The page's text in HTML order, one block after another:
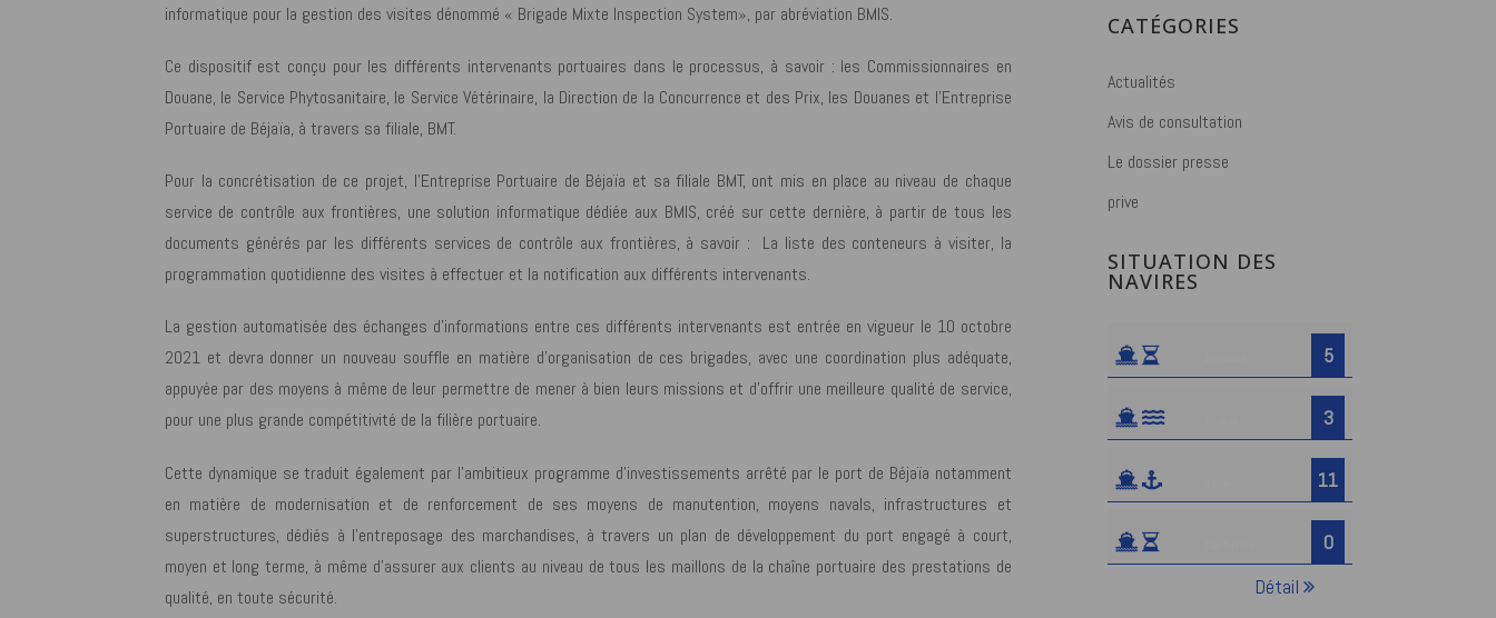
informatique pour la gestion des visites dénommé « Brigade Mixte Inspection System», par abréviation BMIS.
Ce dispositif est conçu pour les différents intervenants portuaires dans le processus, à savoir : les Commissionnaires en
Douane, le Service Phytosanitaire, le Service Vétérinaire, la Direction de la Concurrence et des Prix, les Douanes et l’Entreprise
Portuaire de Béjaïa, à travers sa filiale, BMT.
Pour la concrétisation de ce projet, l’Entreprise Portuaire de Béjaïa et sa filiale BMT, ont mis en place au niveau de chaque
service de contrôle aux frontières, une solution informatique dédiée aux BMIS, créé sur cette dernière, à partir de tous les
documents générés par les différents services de contrôle aux frontières, à savoir : La liste des conteneurs à visiter, la
programmation quotidienne des visites à effectuer et la notification aux différents intervenants.
La gestion automatisée des échanges d’informations entre ces différents intervenants est entrée en vigueur le 10 octobre
2021 et devra donner un nouveau souffle en matière d’organisation de ces brigades, avec une coordination plus adéquate,
appuyée par des moyens à même de leur permettre de mener à bien leurs missions et d’offrir une meilleure qualité de service,
pour une plus grande compétitivité de la filière portuaire.
Cette dynamique se traduit également par l’ambitieux programme d’investissements arrêté par le port de Béjaïa notamment
en matière de modernisation et de renforcement de ses moyens de manutention, moyens navals, infrastructures et
superstructures, dédiés à l’entreposage des marchandises, à travers un plan de développement du port engagé à court,
moyen et long terme, à même d’assurer aux clients au niveau de tous les maillons de la chaîne portuaire des prestations de
qualité, en toute sécurité.
CATÉGORIES
Actualités
Avis de consultation
Le dossier presse
prive
SITUATION DES
NAVIRES
5
3
11
0
Détail